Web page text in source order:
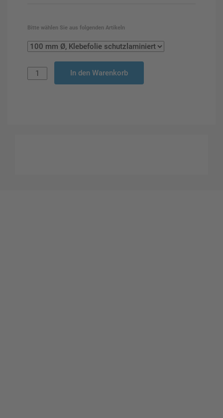
Bitte wählen Sie aus folgenden Artikeln
In den Warenkorb